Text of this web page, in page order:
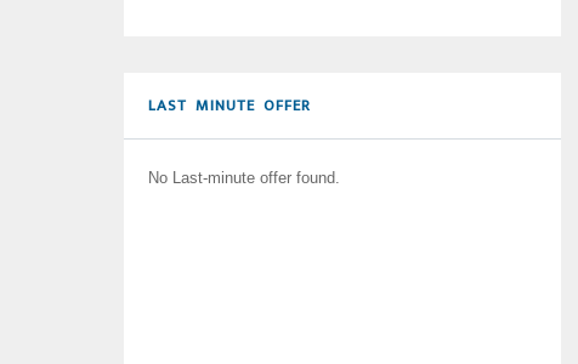
LAST MINUTE OFFER
No Last-minute offer found.